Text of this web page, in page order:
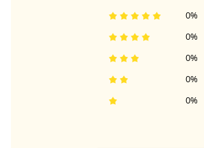
0%
0%
0%
0%
0%